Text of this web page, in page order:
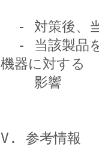
機器に対する
V. 参考情報